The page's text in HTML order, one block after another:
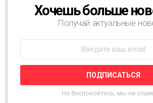
О
Т
Н
Хочешь больше
Получай актуальные
Не беспокойтесь, мы не